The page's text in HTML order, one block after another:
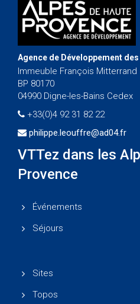
Agence de Développement
Immeuble François Mitterrand
BP 80170
04990 Digne-les-Bains Cedex
+33(0)4 92 31 82 22
philippe.leouffre@ad04.fr
VTTez dans les
Provence
Événements
Séjours
Sites
Topos